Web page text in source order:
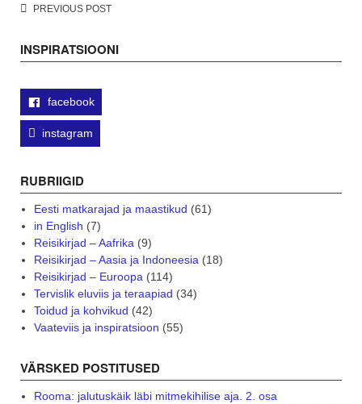
PostPREVIOUS POST
INSPIRATSIOONI
facebook
instagram
RUBRIIGID
Eesti matkarajad ja maastikud (61)
in English (7)
Reisikirjad – Aafrika(9)
Reisikirjad – Aasia ja Indoneesia(18)
Reisikirjad – Euroopa(114)
Tervislik eluviis ja teraapiad (34)
Toidud ja kohvikud (42)
Vaateviis ja inspiratsioon (55)
VÄRSKED POSTITUSED
Rooma: jalutuskäik läbi mitmekihilise aja. 2. osa